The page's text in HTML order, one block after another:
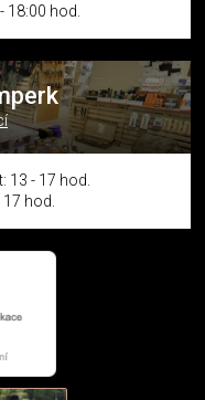
18:00 hod.
13 - 17 hod.
17 hod.